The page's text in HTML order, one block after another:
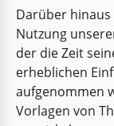
Darüber
Nutzung
der die Zeit
erheblichen
aufgenommen
Vorlagen von